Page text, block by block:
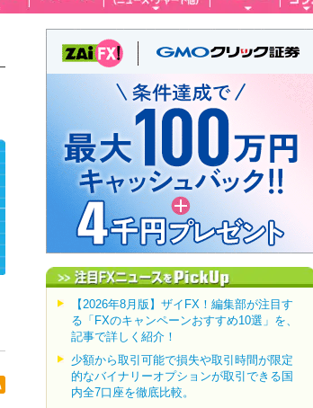
【2026年8月版】ザイFX！編集部が注目す
る「FXのキャンペーンおすすめ10選」を、
記事で詳しく紹介！
少額から取引可能で損失や取引時間が限定
的なバイナリーオプションが取引できる国
内全7口座を徹底比較。